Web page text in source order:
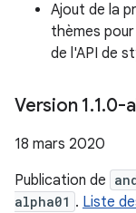
Ajout de la
thèmes
de l'API de
Version 1.1.0-
18 mars 2020
Publication de
alpha01 . Liste